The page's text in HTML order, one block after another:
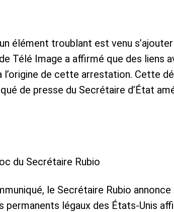
élément troublant est venu
Télé Image a affirmé que des liens
l’origine de cette arrestation. Cette
de presse du Secrétaire d’État
du Secrétaire Rubio
le Secrétaire Rubio
permanents légaux des États-Unis